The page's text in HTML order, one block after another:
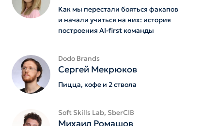
Как мы перестали бояться факапов
и начали учиться на них: история
построения AI-first команды
Dodo Brands
Сергей Мекрюков
Пицца, кофе и 2 ствола
Soft Skills Lab, SberCIB
Михаил Ромашов